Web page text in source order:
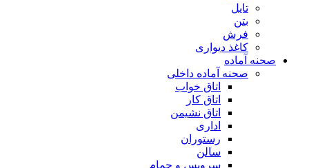
تایل
بتن
فرش
کاغذ دیواری
صحنه آماده
صحنه آماده داخلی
اتاق خواب
اتاق کار
اتاق نشیمن
اداری
رستوران
سالن
سرویس و حمام